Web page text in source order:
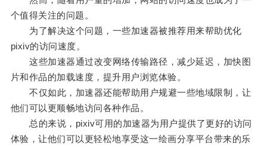
个值得关注的问题。
为了解决这个问题，一些加速器被推荐用来帮助优化
pixiv的访问速度。
这些加速器通过改变网络传输路径，减少延迟，加快图
片和作品的加载速度，提升用户浏览体验。
不仅如此，加速器还能帮助用户规避一些地域限制，让
他们可以更顺畅地访问各种作品。
总的来说，pixiv可用的加速器为用户提供了更好的访问
体验，让他们可以更轻松地享受这一绘画分享平台带来的乐